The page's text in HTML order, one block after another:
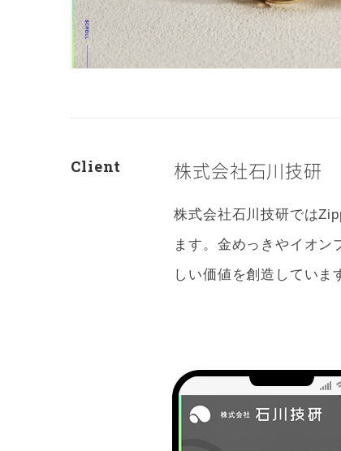
Client 株式会社石川技研
株式会社石川技研では
ます。金めっきやイオン
しい価値を創造していま